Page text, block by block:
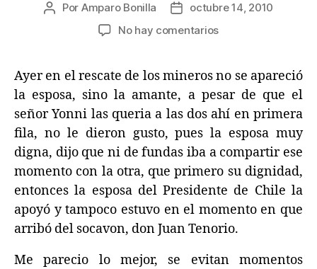
A
S
A
Autor
Por Amparo Bonilla
Fechaoctubre 14, 2010
No hay comentariosen
Ayer en el rescate de los mineros no se apareció
la esposa, sino la amante, a pesar de que el
señor Yonni las queria a las dos ahí en primera
fila, no le dieron gusto, pues la esposa muy
digna, dijo que ni de fundas iba a compartir ese
momento con la otra, que primero su dignidad,
entonces la esposa del Presidente de Chile la
apoyó y tampoco estuvo en el momento en que
arribó del socavon, don Juan Tenorio.
Me parecio lo mejor, se evitan momentos